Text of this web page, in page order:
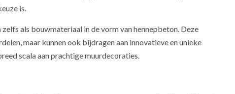
is.
als bouwmateriaal in de vorm van hennepbeton. Deze
maar kunnen ook bijdragen aan innovatieve en unieke
scala aan prachtige muurdecoraties.